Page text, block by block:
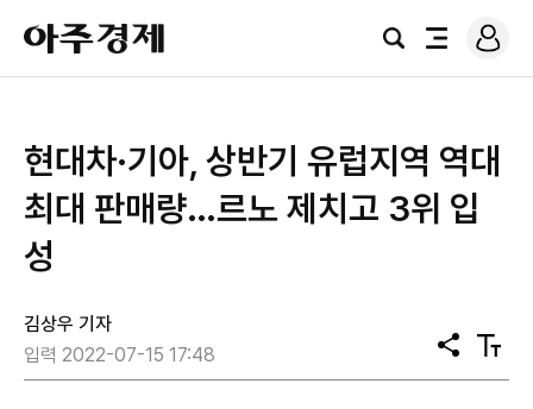
아
주
경
검
전
로
그
현대차·기아, 상반기 유럽지역 역대
최대 판매량…르노 제치고 3위 입
성
김상우 기자
입력 2022-07-15 17:48
공
유
텍
스